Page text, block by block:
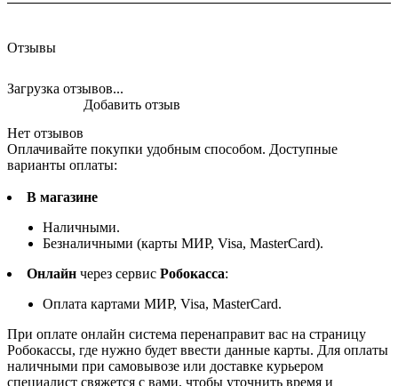
Отзывы
Загрузка отзывов...
Нет отзывов
Добавить отзыв
Оплачивайте покупки удобным способом. Доступные
варианты оплаты:
В магазине
Наличными.
Безналичными (карты МИР, Visa, MasterCard).
Онлайн через сервис Робокасса:
Оплата картами МИР, Visa, MasterCard.
При оплате онлайн система перенаправит вас на страницу
Робокассы, где нужно будет ввести данные карты. Для оплаты
наличными при самовывозе или доставке курьером
специалист свяжется с вами, чтобы уточнить время и